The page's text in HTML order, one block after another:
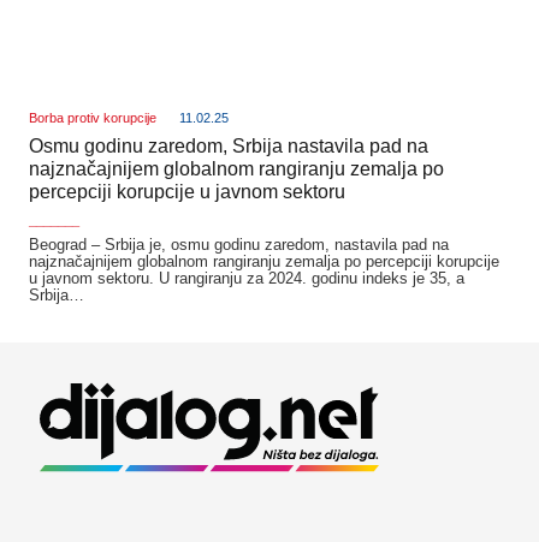
Borba protiv korupcije 11.02.25
Osmu godinu zaredom, Srbija nastavila pad na
najznačajnijem globalnom rangiranju zemalja po
percepciji korupcije u javnom sektoru
Beograd – Srbija je, osmu godinu zaredom, nastavila pad na
najznačajnijem globalnom rangiranju zemalja po percepciji korupcije
u javnom sektoru. U rangiranju za 2024. godinu indeks je 35, a
Srbija…